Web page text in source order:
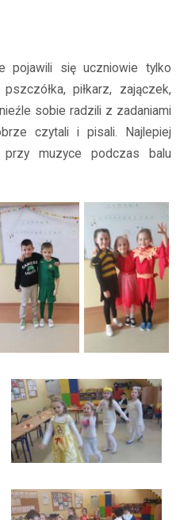
się uczniowie tylko
piłkarz, zajączek,
sobie radzili z zadaniami
czytali i pisali. Najlepiej
muzyce podczas balu